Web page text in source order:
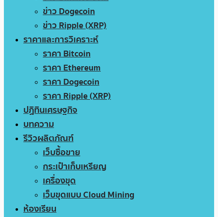
ข่าว Dogecoin
ข่าว Ripple (XRP)
ราคาและการวิเคราะห์
ราคา Bitcoin
ราคา Ethereum
ราคา Dogecoin
ราคา Ripple (XRP)
ปฏิทินเศรษฐกิจ
บทความ
รีวิวผลิตภัณฑ์
เว็บซื้อขาย
กระเป๋าเก็บเหรียญ
เครื่องขุด
เว็บขุดแบบ Cloud Mining
ห้องเรียน